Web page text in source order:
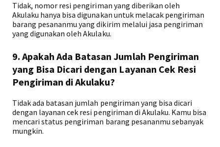
Tidak, nomor resi pengiriman yang diberikan oleh
Akulaku hanya bisa digunakan untuk melacak pengiriman
barang pesananmu yang dikirim melalui jasa pengiriman
yang digunakan oleh Akulaku.
9. Apakah Ada Batasan Jumlah Pengiriman
yang Bisa Dicari dengan Layanan Cek Resi
Pengiriman di Akulaku?
Tidak ada batasan jumlah pengiriman yang bisa dicari
dengan layanan cek resi pengiriman di Akulaku. Kamu bisa
mencari status pengiriman barang pesananmu sebanyak
mungkin.